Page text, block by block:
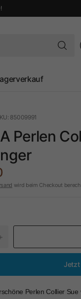
85009991
Perlen
wird beim Checkout
Jetzt
Perlen Collier